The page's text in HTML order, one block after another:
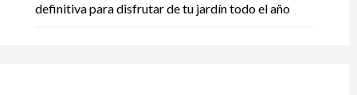
definitiva para disfrutar de tu jardín todo el año